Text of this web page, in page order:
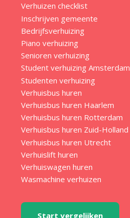
Verhuizen checklist
Inschrijven gemeente
Bedrijfsverhuizing
Piano verhuizing
Senioren verhuizing
Student verhuizing Amsterdam
Studenten verhuizing
Verhuisbus huren
Verhuisbus huren Haarlem
Verhuisbus huren Rotterdam
Verhuisbus huren Zuid-Holland
Verhuisbus huren Utrecht
Verhuislift huren
Verhuiswagen huren
Wasmachine verhuizen
Start vergelijken